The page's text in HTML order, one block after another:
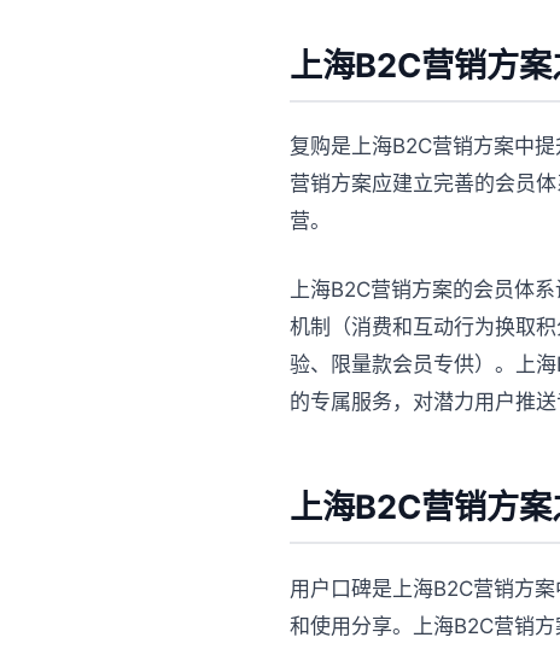
上海B2C营销方
复购是上海B2C营销方案中
营销方案应建立完善的会员
营。
上海B2C营销方案的会员体
机制（消费和互动行为换取
验、限量款会员专供）。上
的专属服务，对潜力用户推
上海B2C营销方
用户口碑是上海B2C营销方
和使用分享。上海B2C营销